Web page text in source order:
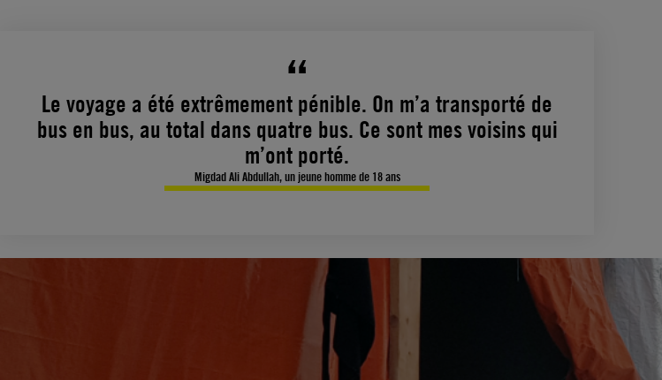
Le voyage a été extrêmement pénible. On m’a transporté de
bus en bus, au total dans quatre bus. Ce sont mes voisins qui
m’ont porté.
Migdad Ali Abdullah, un jeune homme de 18 ans